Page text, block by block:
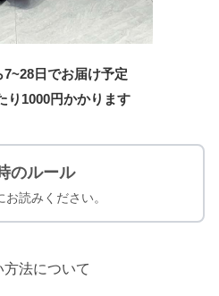
日でお届け予定
り 1000円かかります
のルール
読みください。
方法について